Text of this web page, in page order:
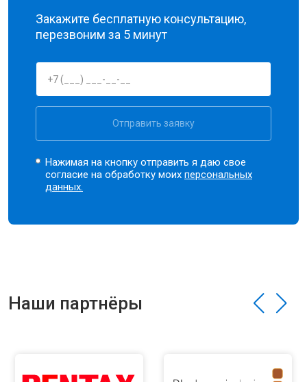
Закажите бесплатную консультацию,
перезвоним за 5 минут
Отправить заявку
Нажимая на кнопку отправить я даю свое
согласие на обработку моихперсональных
данных.
Наши партнёры